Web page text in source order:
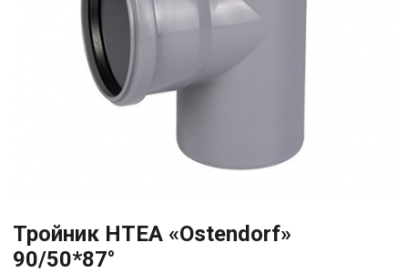
Тройник HTEA «Ostendorf»
90/50*87°